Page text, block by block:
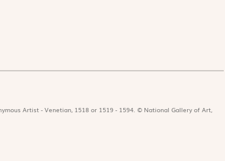
Artist - Venetian, 1518 or 1519 - 1594. © National Gallery of Art,